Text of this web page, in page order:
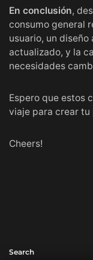
En conclusión,
consumo general
usuario, un
actualizado, y la
necesidades
Espero que estos
viaje para crear
Cheers!
Search